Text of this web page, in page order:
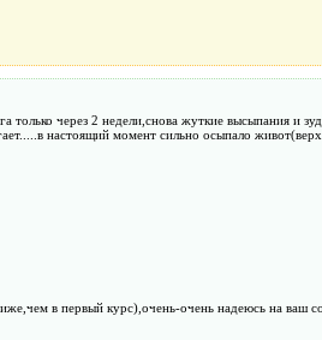
через 2 недели,снова жуткие высыпания и
настоящий момент сильно осыпало
в первый курс),очень-очень надеюсь на ваш